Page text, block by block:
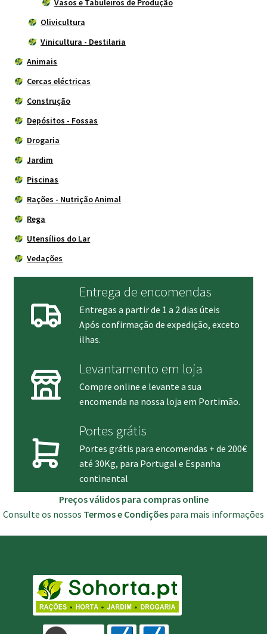
Vasos e Tabuleiros de Produção
Olivicultura
Vinicultura - Destilaria
Animais
Cercas eléctricas
Construção
Depósitos - Fossas
Drogaria
Jardim
Piscinas
Rações - Nutrição Animal
Rega
Utensílios do Lar
Vedações
Entrega de encomendas
Entregas a partir de 1 a 2 dias úteis
Após confirmação de expedição, exceto
ilhas.
Levantamento em loja
Compre online e levante a sua
encomenda na nossa loja em Portimão.
Portes grátis
Portes grátis para encomendas + de 200€
até 30Kg, para Portugal e Espanha
continental
Preços válidos para compras online
Consulte os nossos Termos e Condições para mais informações